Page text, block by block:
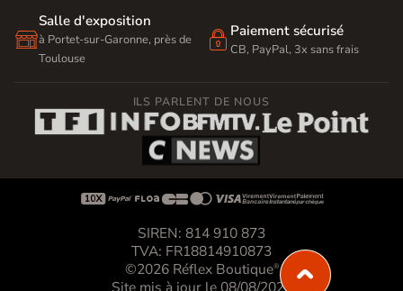

Salle d'exposition
à Portet-sur-Garonne, près de
Toulouse
 Paiement sécurisé
CB, PayPal, 3x sans frais
ILS PARLENT DE NOUS

SIREN: 814 910 873
TVA: FR18814910873
©2026 Réflex Boutique®